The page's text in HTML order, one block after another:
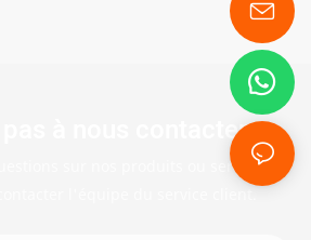
pas à nous contacter
sur nos produits ou services,